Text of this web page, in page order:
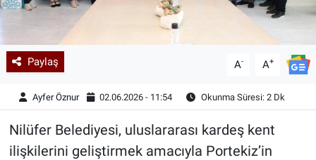
Paylaş A- A+
Ayfer Öznur 02.06.2026 - 11:54 Okunma Süresi: 2 Dk
Nilüfer Belediyesi, uluslararası kardeş kent
ilişkilerini geliştirmek amacıyla Portekiz’in
Astroloji-Rüya